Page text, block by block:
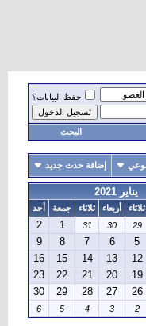
حفظ البيانات؟
البحث
إضافة حدث جديد
يناير 2021
ثلاثاء أربعاء ثلاثاء جمعة
أحد
29
30
31
1
2
5
6
7
8
9
12
13
14
15
16
19
20
21
22
23
26
27
28
29
30
2
3
4
5
6